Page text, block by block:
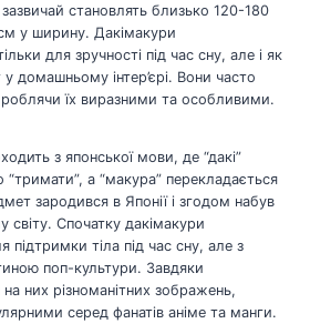
становлять близько 120-180
у ширину. Дакімакури
для зручності під час сну, але і як
домашньому інтер’єрі. Вони часто
їх виразними та особливими.
з японської мови, де “дакі”
“тримати”, а “макура” перекладається
зародився в Японії і згодом набув
світу. Спочатку дакімакури
підтримки тіла під час сну, але з
поп-культури. Завдяки
них різноманітних зображень,
серед фанатів аніме та манги.